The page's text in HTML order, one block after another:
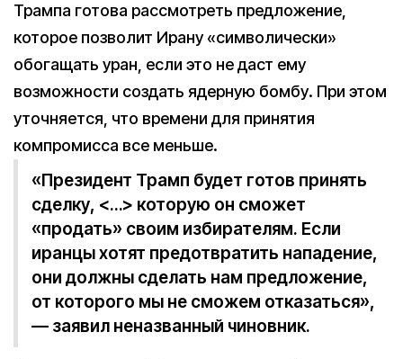
Трампа готова рассмотреть предложение,
которое позволит Ирану «символически»
обогащать уран, если это не даст ему
возможности создать ядерную бомбу. При этом
уточняется, что времени для принятия
компромисса все меньше.
«Президент Трамп будет готов принять
сделку, <…> которую он сможет
«продать» своим избирателям. Если
иранцы хотят предотвратить нападение,
они должны сделать нам предложение,
от которого мы не сможем отказаться»,
— заявил неназванный чиновник.